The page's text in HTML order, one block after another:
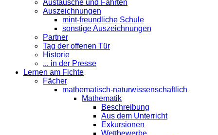
Austausche und Fahrten
Auszeichnungen
mint-freundliche Schule
sonstige Auszeichnungen
Partner
Tag der offenen Tür
Historie
... in der Presse
Lernen am Fichte
Fächer
mathematisch-naturwissenschaftlich
Mathematik
Beschreibung
Aus dem Unterricht
Exkursionen
Wettbewerbe